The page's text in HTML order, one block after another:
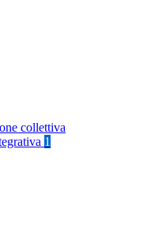
collettiva
1